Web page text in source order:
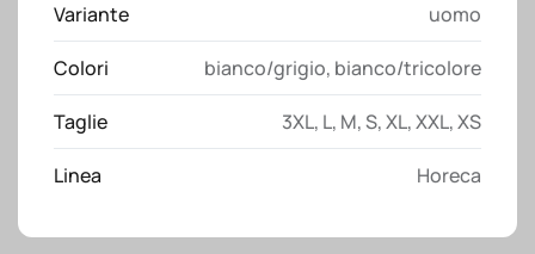
Variante uomo
Colori bianco/grigio, bianco/tricolore
Taglie 3XL, L, M,S,XL,XXL,XS
Linea Horeca